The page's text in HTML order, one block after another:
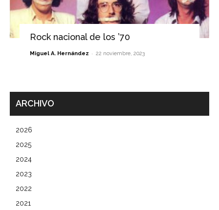
Rock nacional de los ’70
Miguel A. Hernández - 22 noviembre, 2023
ARCHIVO
2026
2025
2024
2023
2022
2021